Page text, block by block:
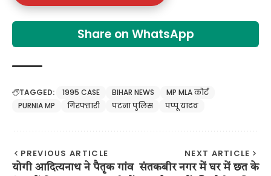
Share on WhatsApp
TAGGED: 1995 CASE BIHAR NEWS
MP MLA कोर्ट
PURNIA MP
गिरफ्तारी पटना पुलिस पप्पू यादव
PREVIOUS ARTICLE
योगी आदित्यनाथ ने पैतृक गांव
NEXT ARTICLE
संतकबीर नगर में घर में छत के